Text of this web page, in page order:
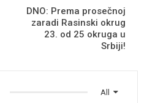
DNO: Prema prosečnoj
zaradi Rasinski okrug
23. od 25 okruga u
Srbiji!
All